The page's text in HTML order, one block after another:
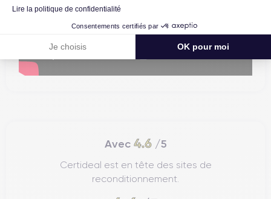
Lire la politique de confidentialité
Consentements certifiés par
Je choisis OK pour moi
Avec 4.6/5
Certideal est en tête des sites de
reconditionnement.